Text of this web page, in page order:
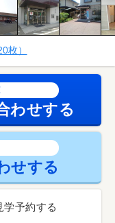
枚）
わせする
せする
学予約する